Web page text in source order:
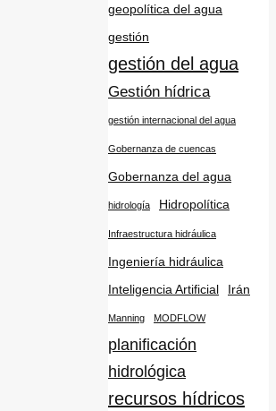
geopolítica del agua
gestión
gestión del agua
Gestión hídrica
gestión internacional del agua
Gobernanza de cuencas
Gobernanza del agua
hidrología Hidropolítica
Infraestructura hidráulica
Ingeniería hidráulica
Inteligencia Artificial
Irán
Manning MODFLOW
planificación
hidrológica
recursos hídricos